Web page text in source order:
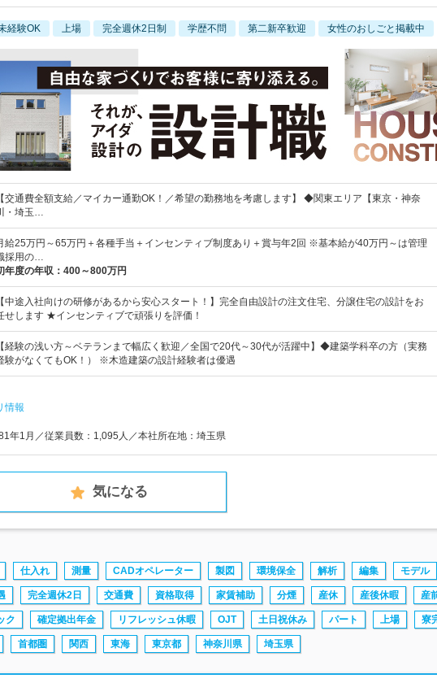
経験OK 上場 完全週休2日制 学歴不問 第二新卒歓迎 女性のおしごと掲載中
【交通費全額支給／マイカー通勤OK！／希望の勤務地を考慮します】 ◆関東エリア【東京・神奈
・埼玉…
給25万円～65万円＋各種手当＋インセンティブ制度あり＋賞与年2回 ※基本給が40万円～は管理
採用の…
年度の年収： 400～800万円
【中途入社向けの研修があるから安心スタート！】完全自由設計の注文住宅、分譲住宅の設計をお
せします ★インセンティブで頑張りを評価！
【経験の浅い方～ベテランまで幅広く歓迎／全国で20代～30代が活躍中】◆建築学科卒の方（実務
験がなくてもOK！） ※木造建築の設計経験者は優遇
情報
年1月／従業員数：1,095人／本社所在地：埼玉県
気になる
仕入れ 測量 CADオペレーター 製図 環境保全 解析 編集 モデル
完全週休2日 交通費 資格取得 家賃補助 分煙 産休 産後休暇 産
ク 確定拠出年金 リフレッシュ休暇 OJT 土日祝休み パート 上場 寮
首都圏 関西 東海 東京都 神奈川県 埼玉県